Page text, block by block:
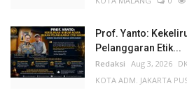
Prof. Yanto:
Pelanggaran Etik...
Redaksi Aug 3, 2026
KOTA ADM. JAKARTA